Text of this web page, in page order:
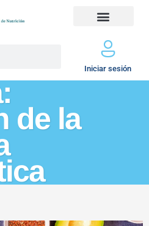
Iniciar sesión
de la